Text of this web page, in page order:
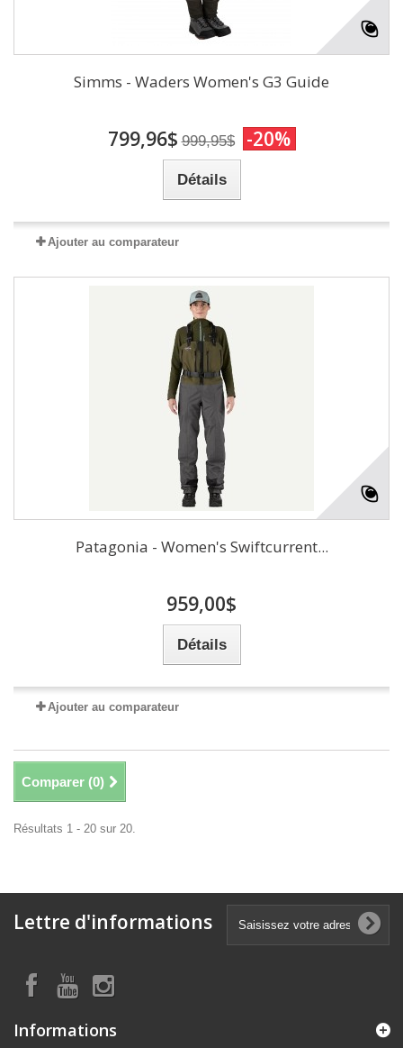
Simms - Waders Women's G3 Guide
799,96$ 999,95$ -20%
Détails
Ajouter au comparateur
Patagonia - Women's Swiftcurrent...
959,00$
Détails
Ajouter au comparateur
Comparer (0)
Résultats 1 - 20 sur 20.
Lettre d'informations
Informations